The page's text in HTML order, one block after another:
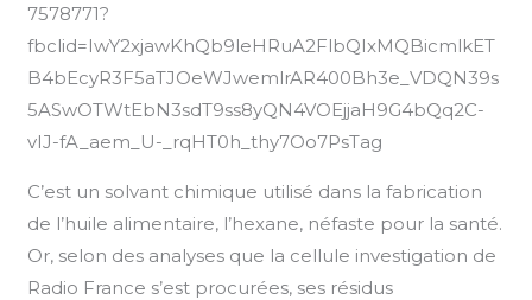
7578771?
fbclid=IwY2xjawKhQb9leHRuA2FlbQIxMQBicmlkET
B4bEcyR3F5aTJOeWJwemlrAR400Bh3e_VDQN39s
5ASwOTWtEbN3sdT9ss8yQN4VOEjjaH9G4bQq2C-
vIJ-fA_aem_U-_rqHT0h_thy7Oo7PsTag
C’est un solvant chimique utilisé dans la fabrication
de l’huile alimentaire, l’hexane, néfaste pour la santé.
Or, selon des analyses que la cellule investigation de
Radio France s’est procurées, ses résidus